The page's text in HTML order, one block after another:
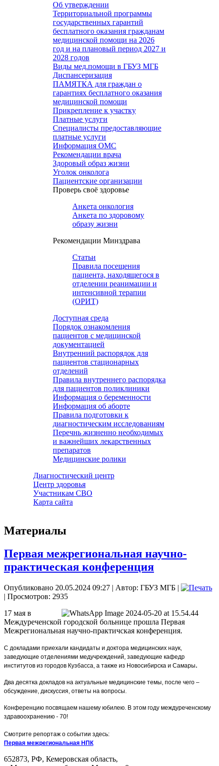
Об утверждении
Территориальной программы
государственных гарантий
бесплатного оказания гражданам
медицинской помощи на 2026
год и на плановый период 2027 и
2028 годов
Виды мед.помощи в ГБУЗ МГБ
Диспансеризация
ПАМЯТКА для граждан о
гарантиях бесплатного оказания
медицинской помощи
Прикрепление к участку
Платные услуги
Специалисты предоставляющие
платные услуги
Информация ОМС
Рекомендации врача
Здоровый образ жизни
Уголок онколога
Пациентские организации
Проверь своё здоровье
Анкета онкология
Анкета по здоровому
образу жизни
Рекомендации Минздрава
Статьи
Правила посещения
пациента, находящегося в
отделении реанимации и
интенсивной терапии
(ОРИТ)
Доступная среда
Порядок ознакомления
пациентов с медицинской
документацией
Внутренний распорядок для
пациентов стационарных
отделений
Правила внутреннего распорядка
для пациентов поликлиники
Информация о беременности
Информация об аборте
Правила подготовки к
диагностическим исследованиям
Перечнь жизненно необходимых
и важнейших лекарственных
препаратов
Медицинские ролики
Диагностический центр
Центр здоровья
Участникам СВО
Карта сайта
Материалы
Первая межрегиональная научно-
практическая конференция
Опубликовано 20.05.2024 09:27 | Автор: ГБУЗ МГБ |
| Просмотров: 2935
17 мая в
Междуреченской городской больнице прошла Первая
Межрегиональная научно-практичская конференция.
С докладами приехали кандидаты и доктора медицинских наук,
заведующие отделениями медучреждений, заведующие кафедр
институтов из городов Кузбасса, а также из Новосибирска и Самары.
Два десятка докладов на актуальные медицинские темы, после чего –
обсуждение, дискуссия, ответы на вопросы.
Конференцию посвящаем нашему юбилею. В этом году междуреченскому
здравоохранению - 70!
Смотрите репортаж о событии здесь:
Первая межрегиональная НПК
652873, РФ, Кемеровская область,